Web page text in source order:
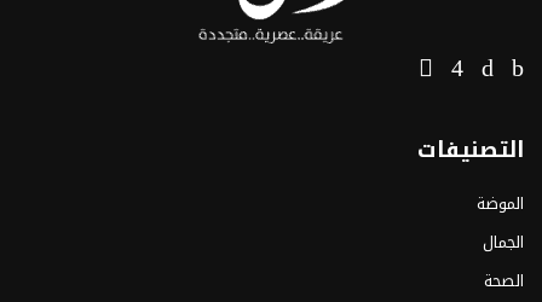
التصنيفات
الموضة
الجمال
الصحة